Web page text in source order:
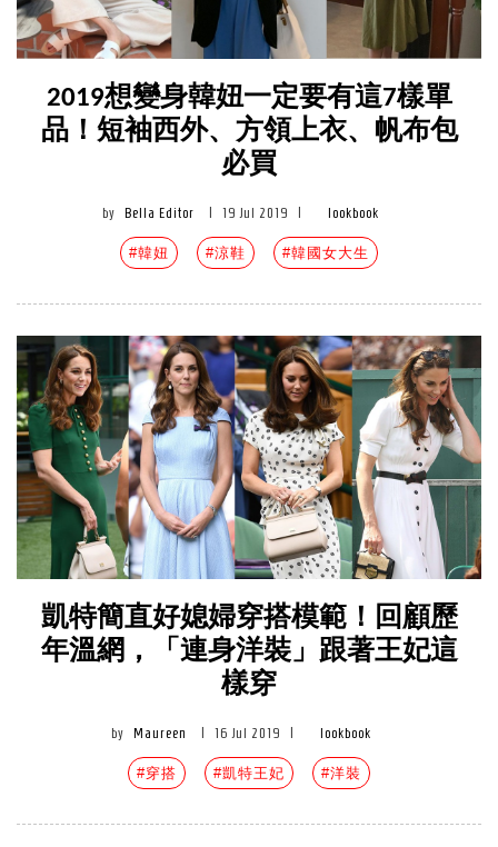
2019想變身韓妞一定要有這7樣單
品！短袖西外、方領上衣、帆布包
必買
by Bella Editor 19 Jul 2019 lookbook
#韓妞 #涼鞋 #韓國女大生
凱特簡直好媳婦穿搭模範！回顧歷
年溫網，「連身洋裝」跟著王妃這
樣穿
by Maureen 16 Jul 2019 lookbook
#穿搭 #凱特王妃 #洋裝